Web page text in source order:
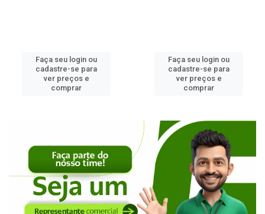
Faça seu login ou
cadastre-se para
ver preços e
comprar
Faça seu login ou
cadastre-se para
ver preços e
comprar